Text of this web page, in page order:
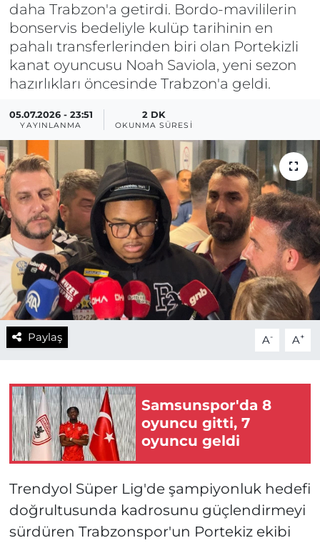
daha Trabzon'a getirdi. Bordo-mavililerin
bonservis bedeliyle kulüp tarihinin en
pahalı transferlerinden biri olan Portekizli
kanat oyuncusu Noah Saviola, yeni sezon
hazırlıkları öncesinde Trabzon'a geldi.
05.07.2026 - 23:51
YAYINLANMA
2 DK
OKUNMA SÜRESI
Paylaş A- A+
Samsunspor'da 8
oyuncu gitti, 7
oyuncu geldi
Trendyol Süper Lig'de şampiyonluk hedefi
doğrultusunda kadrosunu güçlendirmeyi
sürdüren Trabzonspor'un Portekiz ekibi
Haber Arşivi